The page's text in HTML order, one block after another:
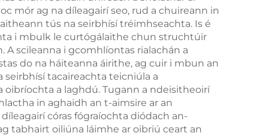
mór ag na díleagairí seo, rud a chuireann in
tús na seirbhísí tréimhseachta. Is é
i mbulk le curtógálaithe chun struchtúir
scileanna i gcomhlíontas rialachán a
do na háiteanna áirithe, ag cuir i mbun an
seirbhísí tacaireachta teicniúla a
a laghdú. Tugann a ndeisitheoirí
in aghaidh an t-aimsire ar an
córas fógraíochta diódach an-
tabhairt oiliúna láimhe ar oibriú ceart an